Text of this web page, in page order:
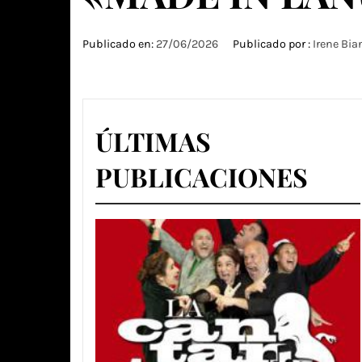
Publicado en: 27/06/2026 Publicado por : Irene
ÚLTIMAS
PUBLICACIONES